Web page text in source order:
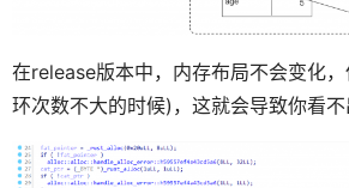
在release版本中，内存布局不会变化
环次数不大的时候)，这就会导致你看